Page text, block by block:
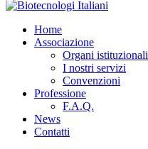
Home
Associazione
Organi istituzionali
I nostri servizi
Convenzioni
Professione
F.A.Q.
News
Contatti